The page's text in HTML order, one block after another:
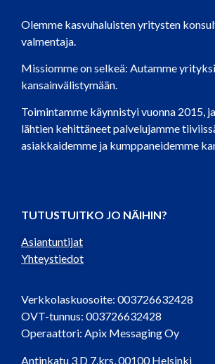
Olemme kasvuhaluisten yritysten
valmentaja.
Missiomme on selkeä: Autamme
kansainvälistymään.
Toimintamme käynnistyi vuonna 2015,
lähtien kehittäneet palvelujamme
asiakkaidemme ja kumppaneidemme
TUTUSTUITKO JO NÄIHIN?
Asiantuntijat
Yhteystiedot
Verkkolaskuosoite: 003726632428
OVT-tunnus: 003726632428
Operaattori: Apix Messaging Oy
Antinkatu 3 D 7.krs, 00100 Helsinki